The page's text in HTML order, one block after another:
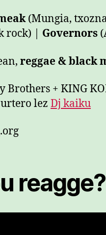
(Mungia,
rock) | Governors
reggae & black
Brothers + KING
lez Dj kaiku
.org
reagge?